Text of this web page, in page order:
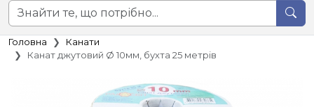
Головна
Канати
Канат джутовий Ø 10мм, бухта 25 метрів